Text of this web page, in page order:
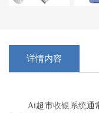
详情内容
Ai超市收银系统通